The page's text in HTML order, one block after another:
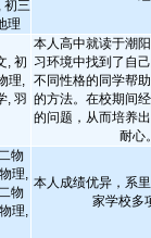
初三
理
, 初
理,
, 羽
本人高中就读于潮
习环境中找到了自
不同性格的同学帮
的方法。在校期间
的问题，从而培养
耐心
物
理,
物
理,
本人成绩优异，系
家学校多